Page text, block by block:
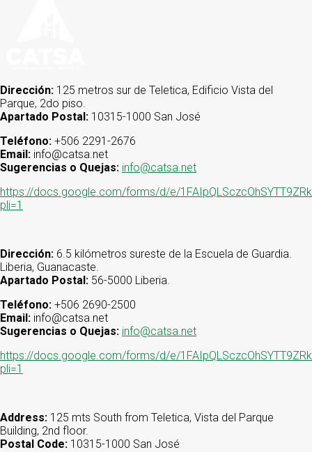
Dirección: 125 metros sur de Teletica, Edificio Vista del
Parque, 2do piso.
Apartado Postal: 10315-1000 San José
Teléfono: +506 2291-2676
Email: info@catsa.net
Sugerencias o Quejas: info@catsa.net
https://docs.google.com/forms/d/e/
pli=1
Dirección: 6.5 kilómetros sureste de la Escuela de Guardia.
Liberia, Guanacaste.
Apartado Postal: 56-5000 Liberia.
Teléfono: +506 2690-2500
Email: info@catsa.net
Sugerencias o Quejas: info@catsa.net
https://docs.google.com/forms/d/e/
pli=1
Address: 125 mts South from Teletica, Vista del Parque
Building, 2nd floor.
Postal Code: 10315-1000 San José